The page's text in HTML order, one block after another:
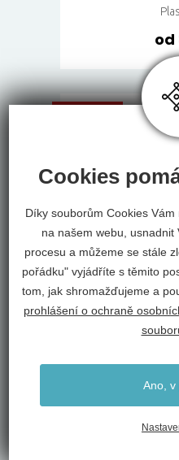
od
Gardenico
od
SKLADEM
Cookies
Díky souborům Cookies
na našem webu,
procesu a můžeme se stále
pořádku" vyjádříte s těmito
tom, jak shromažďujeme a
prohlášení o ochraně
Ano, v